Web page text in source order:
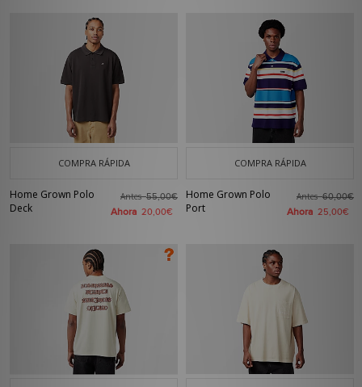
COMPRA RÁPIDA
Home Grown Polo
Deck
Antes55,00€
Ahora 20,00€
COMPRA RÁPIDA
Home Grown Polo
Port
Antes60,00€
Ahora 25,00€